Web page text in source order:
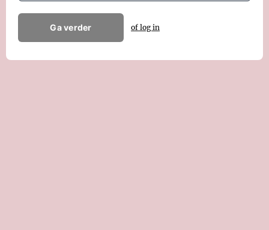
Ga verder of log in